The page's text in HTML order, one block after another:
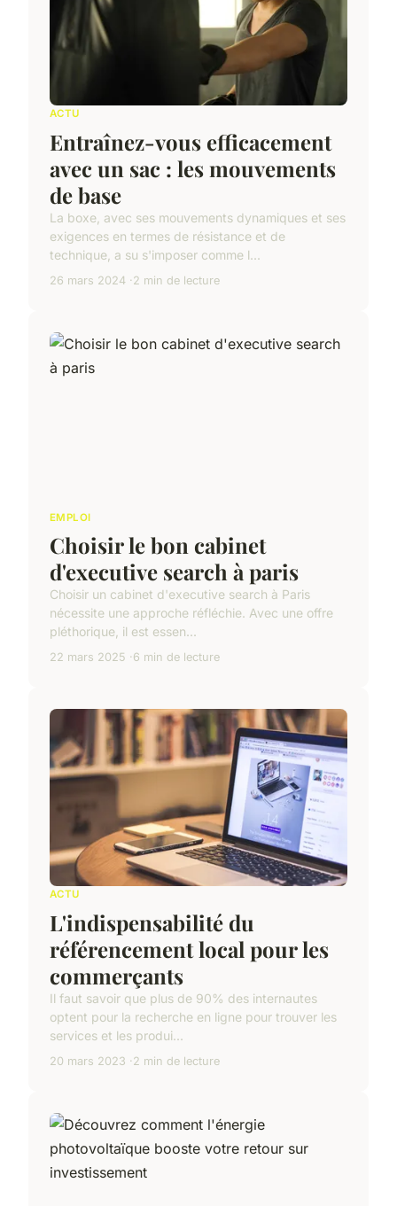
ACTU
Entraînez-vous efficacement
avec un sac : les mouvements
de base
La boxe, avec ses mouvements dynamiques et ses
exigences en termes de résistance et de
technique, a su s'imposer comme l...
26 mars 2024 2 min de lecture
EMPLOI
Choisir le bon cabinet
d'executive search à paris
Choisir un cabinet d'executive search à Paris
nécessite une approche réfléchie. Avec une offre
pléthorique, il est essen...
22 mars 2025 6 min de lecture
ACTU
L'indispensabilité du
référencement local pour les
commerçants
Il faut savoir que plus de 90% des internautes
optent pour la recherche en ligne pour trouver les
services et les produi...
20 mars 2023 2 min de lecture